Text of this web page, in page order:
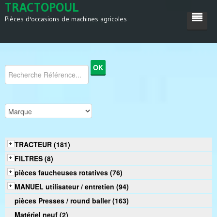
TRACTOPOUL
Pièces d'occasions de machines agricoles
TRACTEUR (181)
FILTRES (8)
pièces faucheuses rotatives (76)
MANUEL utilisateur / entretien (94)
pièces Presses / round baller (163)
Matériel neuf (2)
TRACTEUR
DIVERS
CONTACT